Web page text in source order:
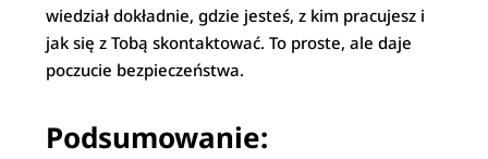
wiedział dokładnie, gdzie jesteś, z kim pracujesz i
jak się z Tobą skontaktować. To proste, ale daje
poczucie bezpieczeństwa.
Podsumowanie: